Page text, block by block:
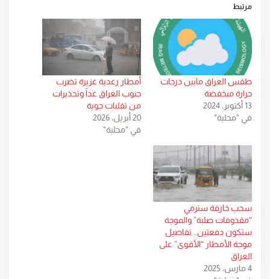
مرتبط
طقس العراق مابين درجات
حرارة منخفضة
13 أكتوبر، 2024
في "محلية"
أمطار رعدية غزيرة تضرب
جنوب العراق غداً وتحذيرات
من تقلبات جوية
20 أبريل، 2026
في "محلية"
سحب خارقة سترمي
“مقذوفات صلبة” والموجة
ستكون دفعتين.. تفاصيل
موجة الأمطار “الأقوى” على
العراق
4 مارس، 2025